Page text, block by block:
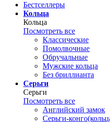
Бестселлеры
Кольца
Кольца
Посмотреть все
Классические
Помолвочные
Обручальные
Мужские кольца
Без бриллианта
Серьги
Серьги
Посмотреть все
Английский замок
Серьги-